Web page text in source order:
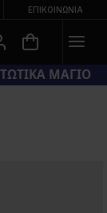
ΕΠΙΚΟΙΝΩΝΊΑ
ΜΑΓΙΟ